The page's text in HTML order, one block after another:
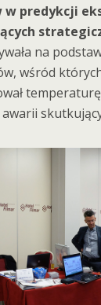
predykcji
na
wśród których